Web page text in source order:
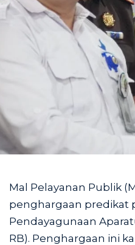
Mal Pelayanan Publik
penghargaan predikat
Pendayagunaan
RB). Penghargaan ini